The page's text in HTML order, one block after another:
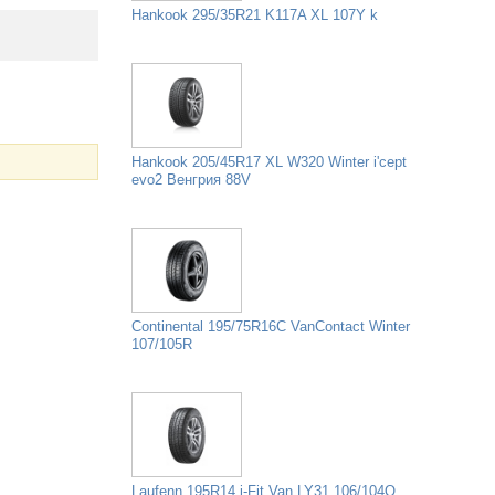
Hankook 295/35R21 K117A XL 107Y k
Hankook 205/45R17 XL W320 Winter i'cept
evo2 Венгрия 88V
Continental 195/75R16C VanContact Winter
107/105R